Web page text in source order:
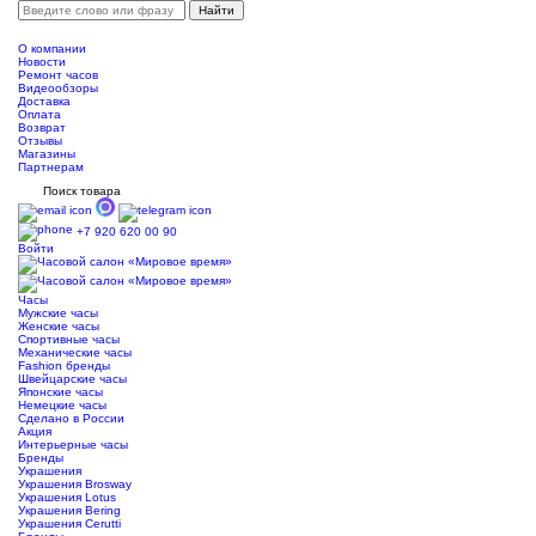
О компании
Новости
Ремонт часов
Видеообзоры
Доставка
Оплата
Возврат
Отзывы
Магазины
Партнерам
Поиск товара
+7 920 620 00 90
Войти
Часы
Мужские часы
Женские часы
Спортивные часы
Механические часы
Fashion бренды
Швейцарские часы
Японские часы
Немецкие часы
Сделано в России
Акция
Интерьерные часы
Бренды
Украшения
Украшения Brosway
Украшения Lotus
Украшения Bering
Украшения Cerutti